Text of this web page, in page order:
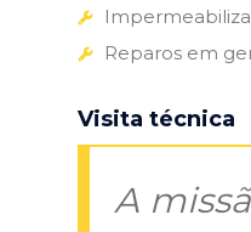
Reparos em
Visita técnica
A